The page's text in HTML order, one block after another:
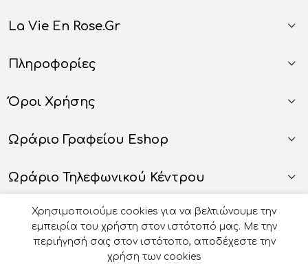
La Vie En Rose.gr
Πληροφορίες
Όροι Χρήσης
Ωράριο Γραφείου Eshop
Ωράριο Τηλεφωνικού Κέντρου
Χρησιμοποιούμε cookies για να βελτιώνουμε την
εμπειρία του χρήστη στον ιστότοπό μας. Με την
περιήγησή σας στον ιστότοπο, αποδέχεστε την
χρήση των cookies